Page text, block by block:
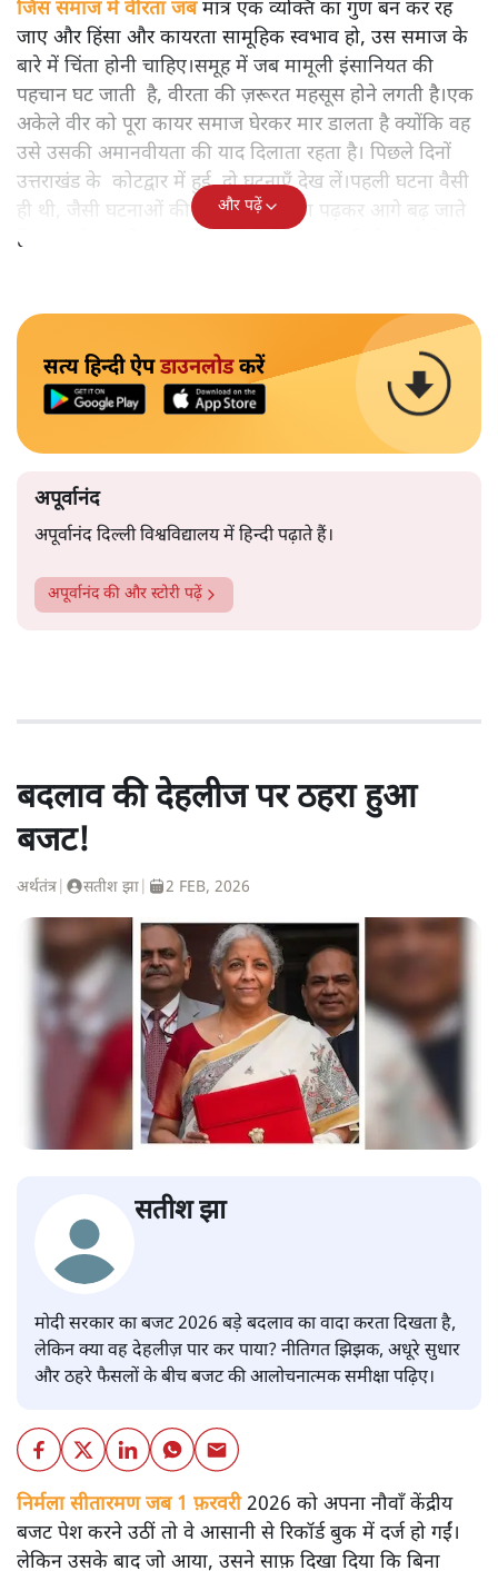
जिस समाज में वीरता जबमात्र एक व्यक्ति का गुण बन कर रह
जाए और हिंसा और कायरता सामूहिक स्वभाव हो, उस समाज के
बारे में चिंता होनी चाहिए।समूह में जब मामूली इंसानियत की
पहचान घट जाती है, वीरता की ज़रूरत महसूस होने लगती है।एक
अकेले वीर को पूरा कायर समाज घेरकर मार डालता है क्योंकि वह
उसे उसकी अमानवीयता की याद दिलाता रहता है। पिछले दिनों
उत्तराखंड के कोटद्वार में हुई दो घटनाएँ देख लें।पहली घटना वैसी
ही थी, जैसी घटनाओं की खबर हम रोज़ाना पढ़कर आगे बढ़ जाते
हैं।भारत के तक़रीबन हर हिस्से से ऐसी खबर आती ही रहती है।
और पढ़ें
सत्य हिन्दी ऐपडाउनलोडकरें
अपूर्वानंद
अपूर्वानंद दिल्ली विश्वविद्यालय में हिन्दी पढ़ाते हैं।
अपूर्वानंदकी और स्टोरी पढ़ें
बदलाव की देहलीज पर ठहरा हुआ
बजट!
अर्थतंत्र सतीश झा 2 FEB, 2026
सतीश झा
मोदी सरकार का बजट 2026 बड़े बदलाव का वादा करता दिखता है,
लेकिन क्या वह देहलीज़ पार कर पाया? नीतिगत झिझक, अधूरे सुधार
और ठहरे फैसलों के बीच बजट की आलोचनात्मक समीक्षा पढ़िए।
निर्मला सीतारमण जब 1 फ़रवरी2026 को अपना नौवाँ केंद्रीय
बजट पेश करने उठीं तो वे आसानी से रिकॉर्ड बुक में दर्ज हो गईं।
लेकिन उसके बाद जो आया, उसने साफ़ दिखा दिया कि बिना